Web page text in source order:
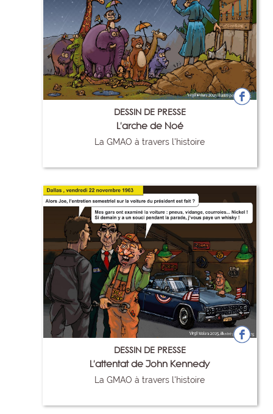
DESSIN DE PRESSE
L'arche de Noé
La GMAO à travers l'histoire
DESSIN DE PRESSE
L'attentat de John Kennedy
La GMAO à travers l'histoire